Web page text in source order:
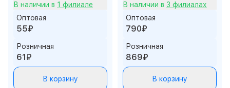
В наличии в 1 филиале
Оптовая
55₽
Розничная
61₽
В корзину
В наличии в 3 филиалах
Оптовая
790₽
Розничная
869₽
В корзину